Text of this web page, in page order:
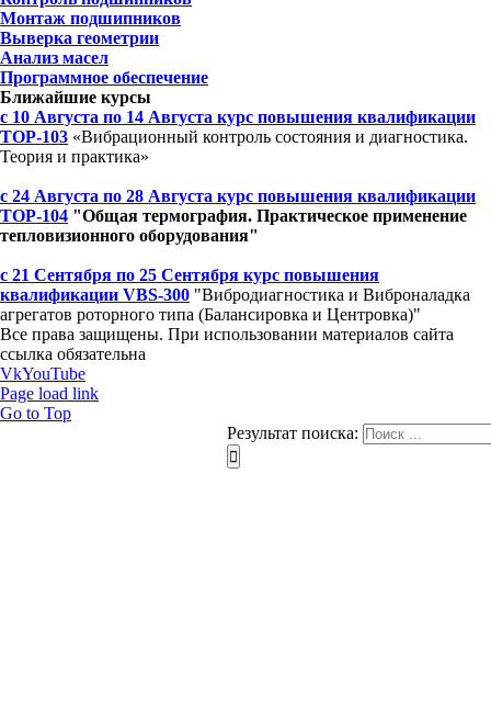
Результат поиска:
Монтаж подшипников
Выверка геометрии
Анализ масел
Программное обеспечение
Ближайшие курсы
с 10 Августа по 14 Августа курс повышения квалификации
ТОР-103 «Вибрационный контроль состояния и диагностика.
Теория и практика»
с 24 Августа по 28 Августа курс повышения квалификации
ТОР-104 "Общая термография. Практическое применение
тепловизионного оборудования"
с 21 Сентября по 25 Сентября курс повышения
квалификации VBS-300 "Вибродиагностика и Виброналадка
агрегатов роторного типа (Балансировка и Центровка)"
Все права защищены. При использовании материалов сайта
ссылка обязательна
VkYouTube
Page load link
Go to Top